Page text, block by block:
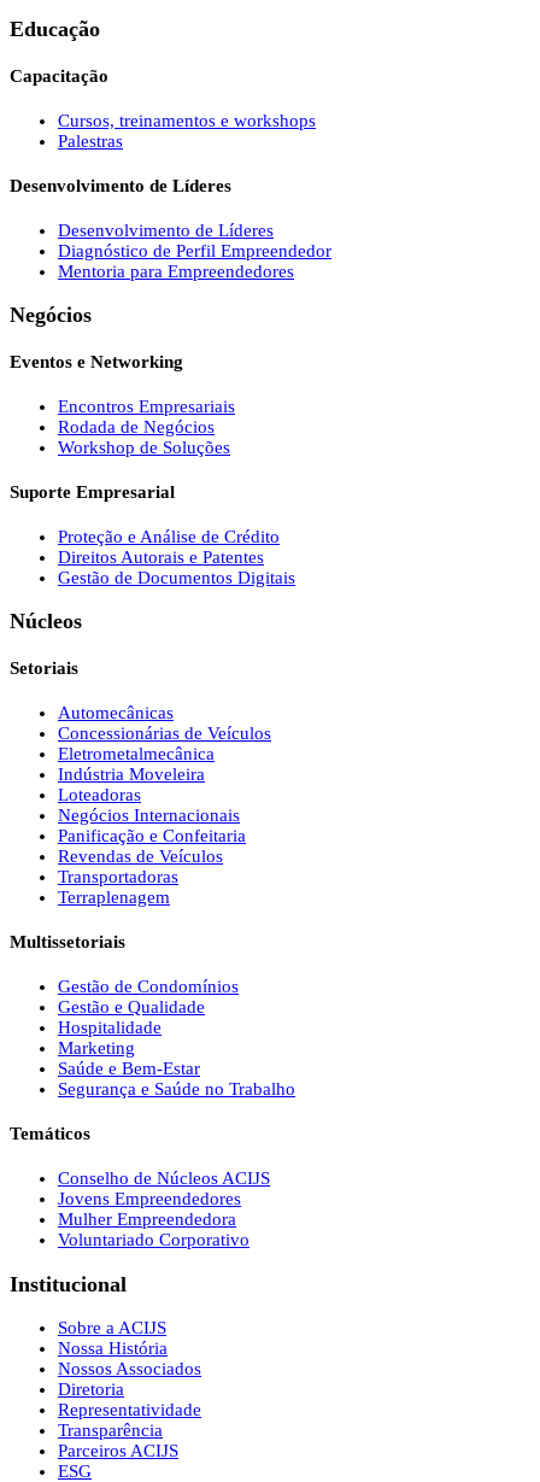
Educação
Capacitação
Cursos, treinamentos e workshops
Palestras
Desenvolvimento de Líderes
Desenvolvimento de Líderes
Diagnóstico de Perfil Empreendedor
Mentoria para Empreendedores
Negócios
Eventos e Networking
Encontros Empresariais
Rodada de Negócios
Workshop de Soluções
Suporte Empresarial
Proteção e Análise de Crédito
Direitos Autorais e Patentes
Gestão de Documentos Digitais
Núcleos
Setoriais
Automecânicas
Concessionárias de Veículos
Eletrometalmecânica
Indústria Moveleira
Loteadoras
Negócios Internacionais
Panificação e Confeitaria
Revendas de Veículos
Transportadoras
Terraplenagem
Multissetoriais
Gestão de Condomínios
Gestão e Qualidade
Hospitalidade
Marketing
Saúde e Bem-Estar
Segurança e Saúde no Trabalho
Temáticos
Conselho de Núcleos ACIJS
Jovens Empreendedores
Mulher Empreendedora
Voluntariado Corporativo
Institucional
Sobre a ACIJS
Nossa História
Nossos Associados
Diretoria
Representatividade
Transparência
Parceiros ACIJS
ESG